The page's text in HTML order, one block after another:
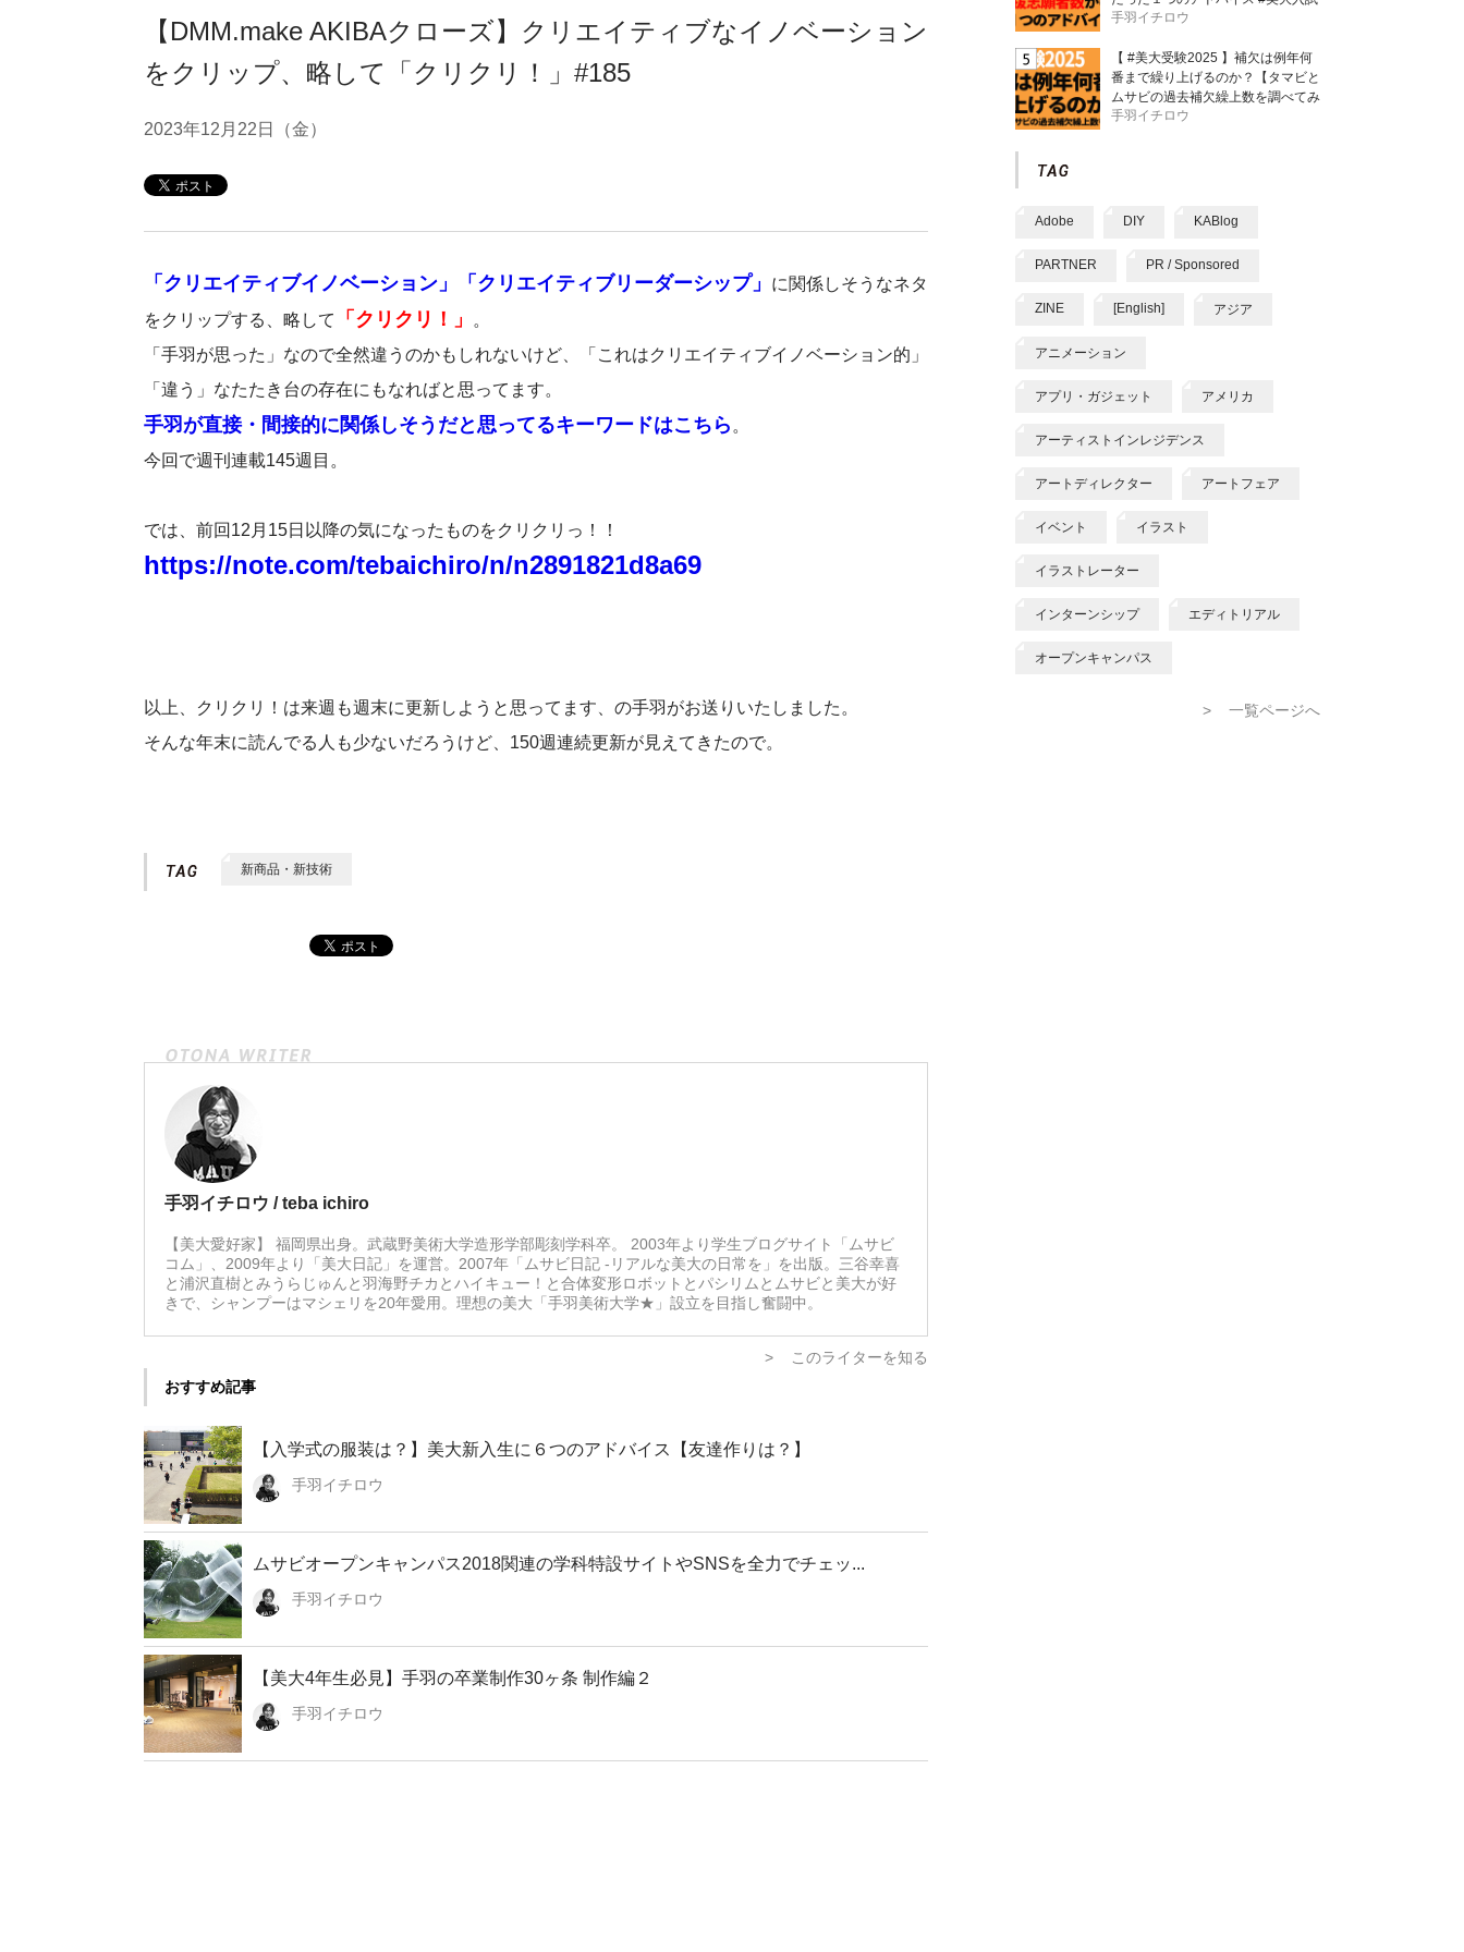
【DMM.make AKIBAクローズ】クリエイティブなイノベーション
をクリップ、略して「クリクリ！」#185
2023年12月22日（金）
「クリエイティブイノベーション」「クリエイティブリーダーシップ」
に関係しそうなネタ
をクリップする、略して
「クリクリ！」
。
「手羽が思った」なので全然違うのかもしれないけど、「これはクリエイティブイノベーション的」
「違う」なたたき台の存在にもなればと思ってます。
手羽が直接・間接的に関係しそうだと思ってるキーワードはこちら 。
今回で週刊連載145週目。
では、前回12月15日以降の気になったものをクリクリっ！！
https://note.com/tebaichiro/n/n2891821d8a69
以上、クリクリ！は来週も週末に更新しようと思ってます、の手羽がお送りいたしました。
そんな年末に読んでる人も少ないだろうけど、150週連続更新が見えてきたので。
新商品・新技術
手羽イチロウ / teba ichiro
【美大愛好家】 福岡県出身。武蔵野美術大学造形学部彫刻学科卒。 2003年より学生ブログサイト「ムサビ
コム」、2009年より「美大日記」を運営。2007年「ムサビ日記 -リアルな美大の日常を」を出版。三谷幸喜
と浦沢直樹とみうらじゅんと羽海野チカとハイキュー！と合体変形ロボットとパシリムとムサビと美大が好
きで、シャンプーはマシェリを20年愛用。理想の美大「手羽美術大学★」設立を目指し奮闘中。
>
このライターを知る
おすすめ記事
【入学式の服装は？】美大新入生に６つのアドバイス【友達作りは？】
手羽イチロウ
ムサビオープンキャンパス2018関連の学科特設サイトやSNSを全力でチェッ...
手羽イチロウ
【美大4年生必見】手羽の卒業制作30ヶ条 制作編２
手羽イチロウ
手羽イチロウ
【 #美大受験2025 】補欠は例年何
番まで繰り上げるのか？【タマビと
ムサビの過去補欠繰上数を調べてみ
た】
手羽イチロウ
Adobe DIY KABlog
PARTNER PR / Sponsored
ZINE [English] アジア
アニメーション
アプリ・ガジェット アメリカ
アーティストインレジデンス
アートディレクター アートフェア
イベント イラスト
イラストレーター
インターンシップ エディトリアル
オープンキャンパス
> 一覧ページへ